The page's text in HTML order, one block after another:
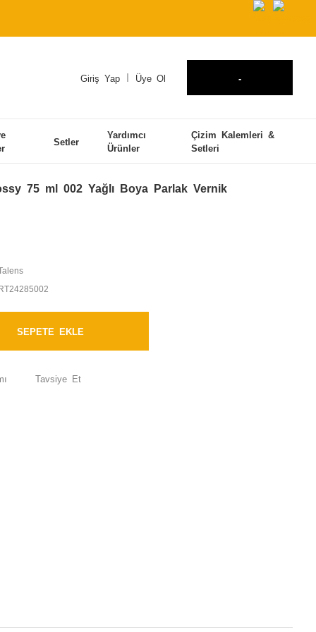
Giriş Yap Üye Ol -
Setler
Yardımcı
Ürünler
Çizim Kalemleri &
Setleri
75 ml 002 Yağlı Boya Parlak Vernik
SEPETE EKLE
Tavsiye Et